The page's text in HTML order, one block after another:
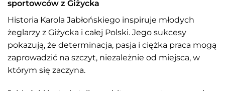
sportowców z Giżycka
Historia Karola Jabłońskiego inspiruje młodych
żeglarzy z Giżycka i całej Polski. Jego sukcesy
pokazują, że determinacja, pasja i ciężka praca mogą
zaprowadzić na szczyt, niezależnie od miejsca, w
którym się zaczyna.